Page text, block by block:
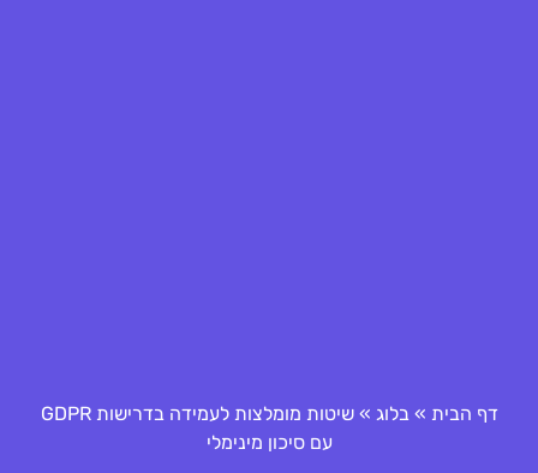
דף הבית »בלוג »
שיטות מומלצות לעמידה בדרישות GDPR
עם סיכון מינימלי